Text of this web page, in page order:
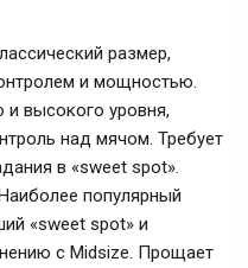
размер,
и мощностью.
и высокого уровня,
над мячом. Требует
в «sweet spot».
популярный
«sweet spot» и
с Midsize. Прощает